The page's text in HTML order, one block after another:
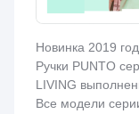
Новинка 2019
Ручки PUNTO
LIVING
Все модели